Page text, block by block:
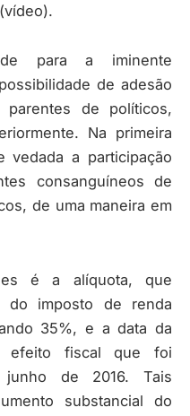
para a iminente
de adesão
de políticos,
Na primeira
vedada a participação
consanguíneos de
de uma maneira em
é a alíquota, que
do imposto de renda
35%, e a data da
efeito fiscal que foi
de 2016. Tais
substancial do